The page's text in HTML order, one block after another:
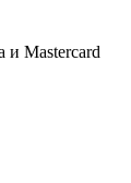
и Mastercard